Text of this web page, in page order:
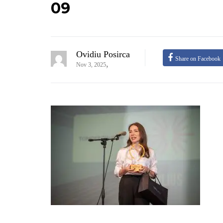
09
Ovidiu Posirca
Nov 3, 2025, Share on Facebook